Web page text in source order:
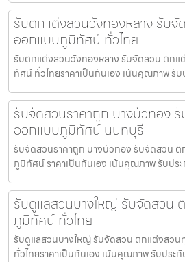
รับตกแต่งสวนวังทองหลาง รับ
ออกแบบภูมิทัศน์ ทั่วไทย
รับตกแต่งสวนวังทองหลาง รับจัดสวน ตก
ทัศน์ ทั่วไทยราคาเป็นกันเอง เน้นคุณภาพ รั
รับจัดสวนราคาถูก บางบัวทอง
ออกแบบภูมิทัศน์ นนทบุรี
รับจัดสวนราคาถูก บางบัวทอง รับจัดสวน
ภูมิทัศน์ ราคาเป็นกันเอง เน้นคุณภาพ รับปร
รับดูแลสวนบางใหญ่ รับจัดสวน
ภูมิทัศน์ ทั่วไทย
รับดูแลสวนบางใหญ่ รับจัดสวน ตกแต่งสว
ทั่วไทยราคาเป็นกันเอง เน้นคุณภาพ รับประ